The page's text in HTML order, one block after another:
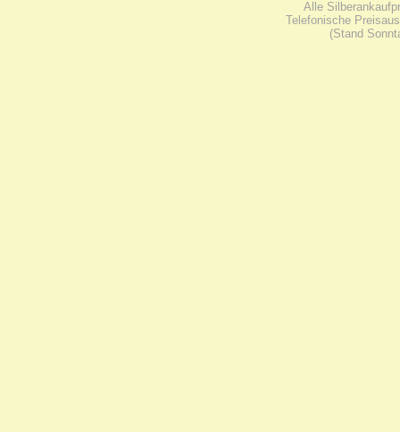
Alle
Telefonische
(Stand